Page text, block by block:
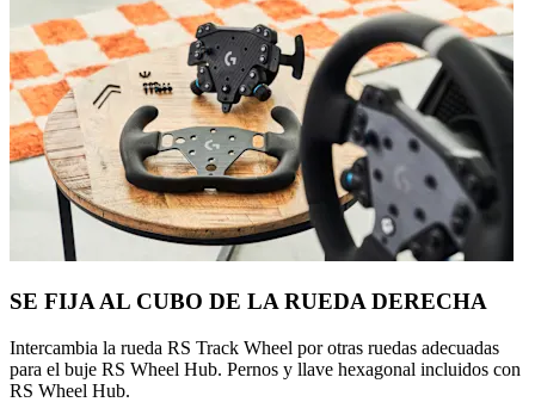
SE FIJA AL CUBO DE LA RUEDA DERECHA
Intercambia la rueda RS Track Wheel por otras ruedas adecuadas
para el buje RS Wheel Hub. Pernos y llave hexagonal incluidos con
RS Wheel Hub.